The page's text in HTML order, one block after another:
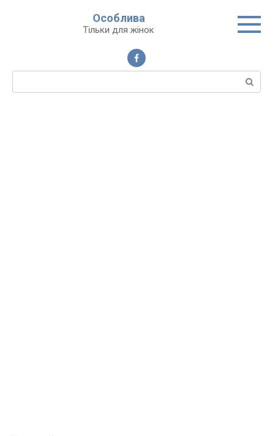
Особлива
Тільки для жінок
Пошук: